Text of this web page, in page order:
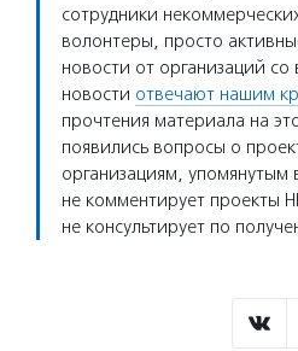
сотрудники
волонтеры, просто
новости от организаций со
новости отвечают нашим
прочтения материала на
появились вопросы о
организациям, упомянутым
не комментирует проекты
не консультирует по